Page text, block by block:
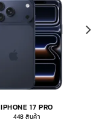
IPHONE 17 PRO
448 สินค้า